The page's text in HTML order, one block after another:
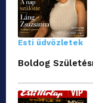
Esti üdvözletek
Boldog